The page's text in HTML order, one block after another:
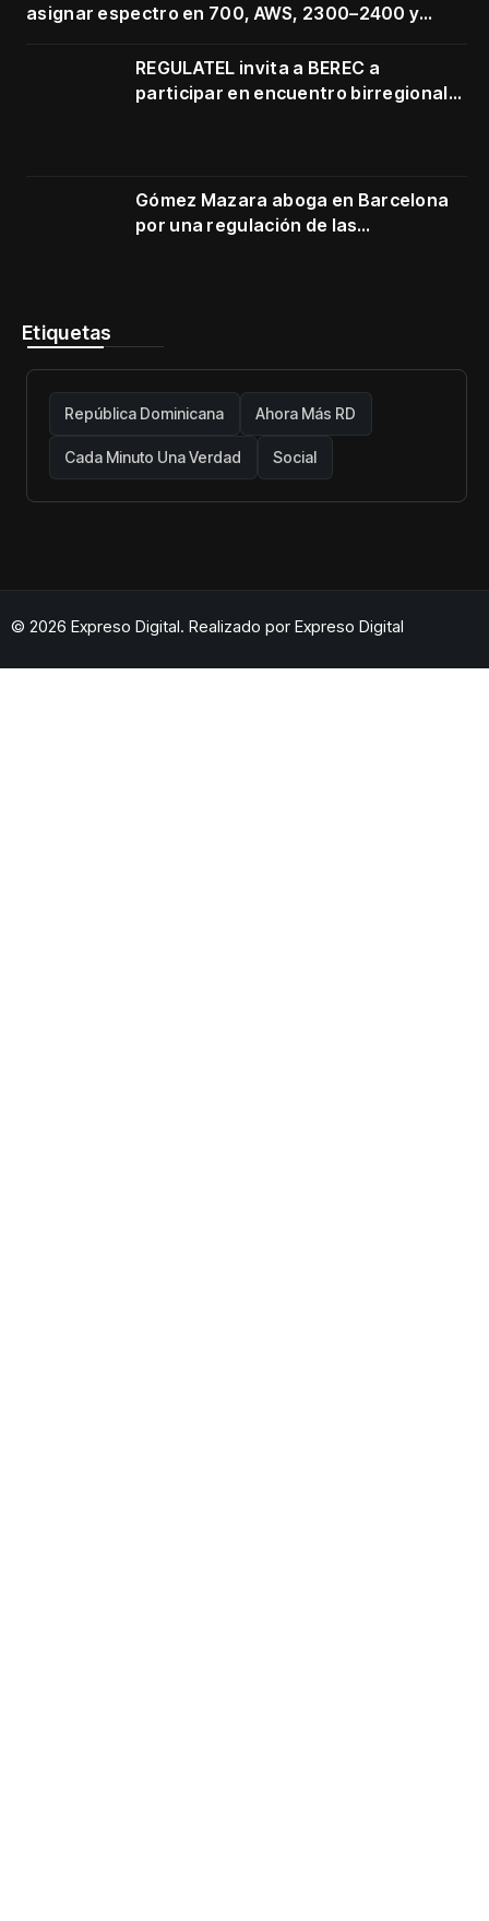
asignar espectro en 700, AWS, 2300–2400 y
REGULATEL invita a BEREC a
participar en encuentro birregional
Gómez Mazara aboga en Barcelona
por una regulación de las
Etiquetas
República Dominicana Ahora Más RD
Cada Minuto Una Verdad Social
© 2026 Expreso Digital. Realizado por Expreso Digital